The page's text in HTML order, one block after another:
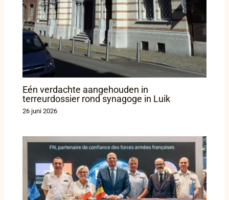
Eén verdachte aangehouden in
terreurdossier rond synagoge in Luik
26 juni 2026